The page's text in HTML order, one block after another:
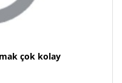
çok kolay